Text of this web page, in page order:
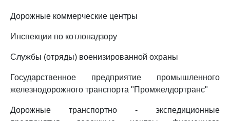
Дорожные коммерческие центры
Инспекции по котлонадзору
Службы (отряды) военизированной охраны
Государственное предприятие промышленного
железнодорожного транспорта "Промжелдортранс"
Дорожные транспортно - экспедиционные